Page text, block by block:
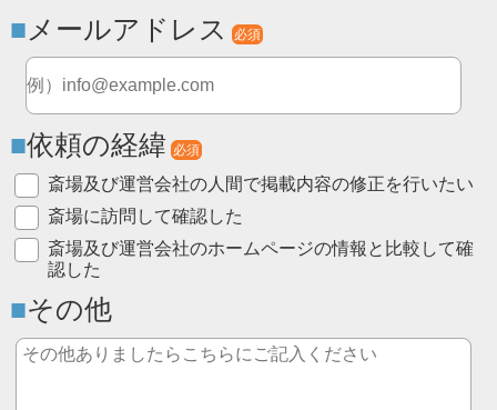
メールアドレス 必須
依頼の経緯 必須
斎場及び運営会社の人間で掲載内容の修正を行いたい
斎場に訪問して確認した
斎場及び運営会社のホームページの情報と比較して確
認した
その他